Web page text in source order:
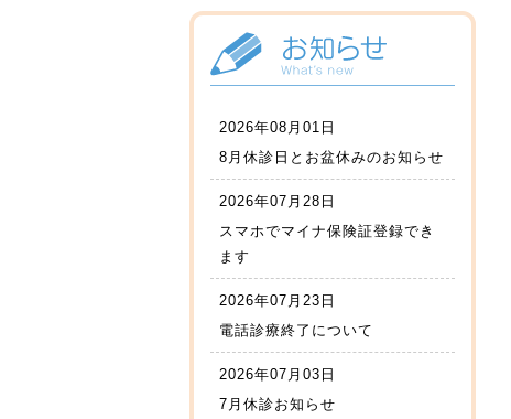
2026年08月01日
8月休診日とお盆休みのお知らせ
2026年07月28日
スマホでマイナ保険証登録でき
ます
2026年07月23日
電話診療終了について
2026年07月03日
7月休診お知らせ